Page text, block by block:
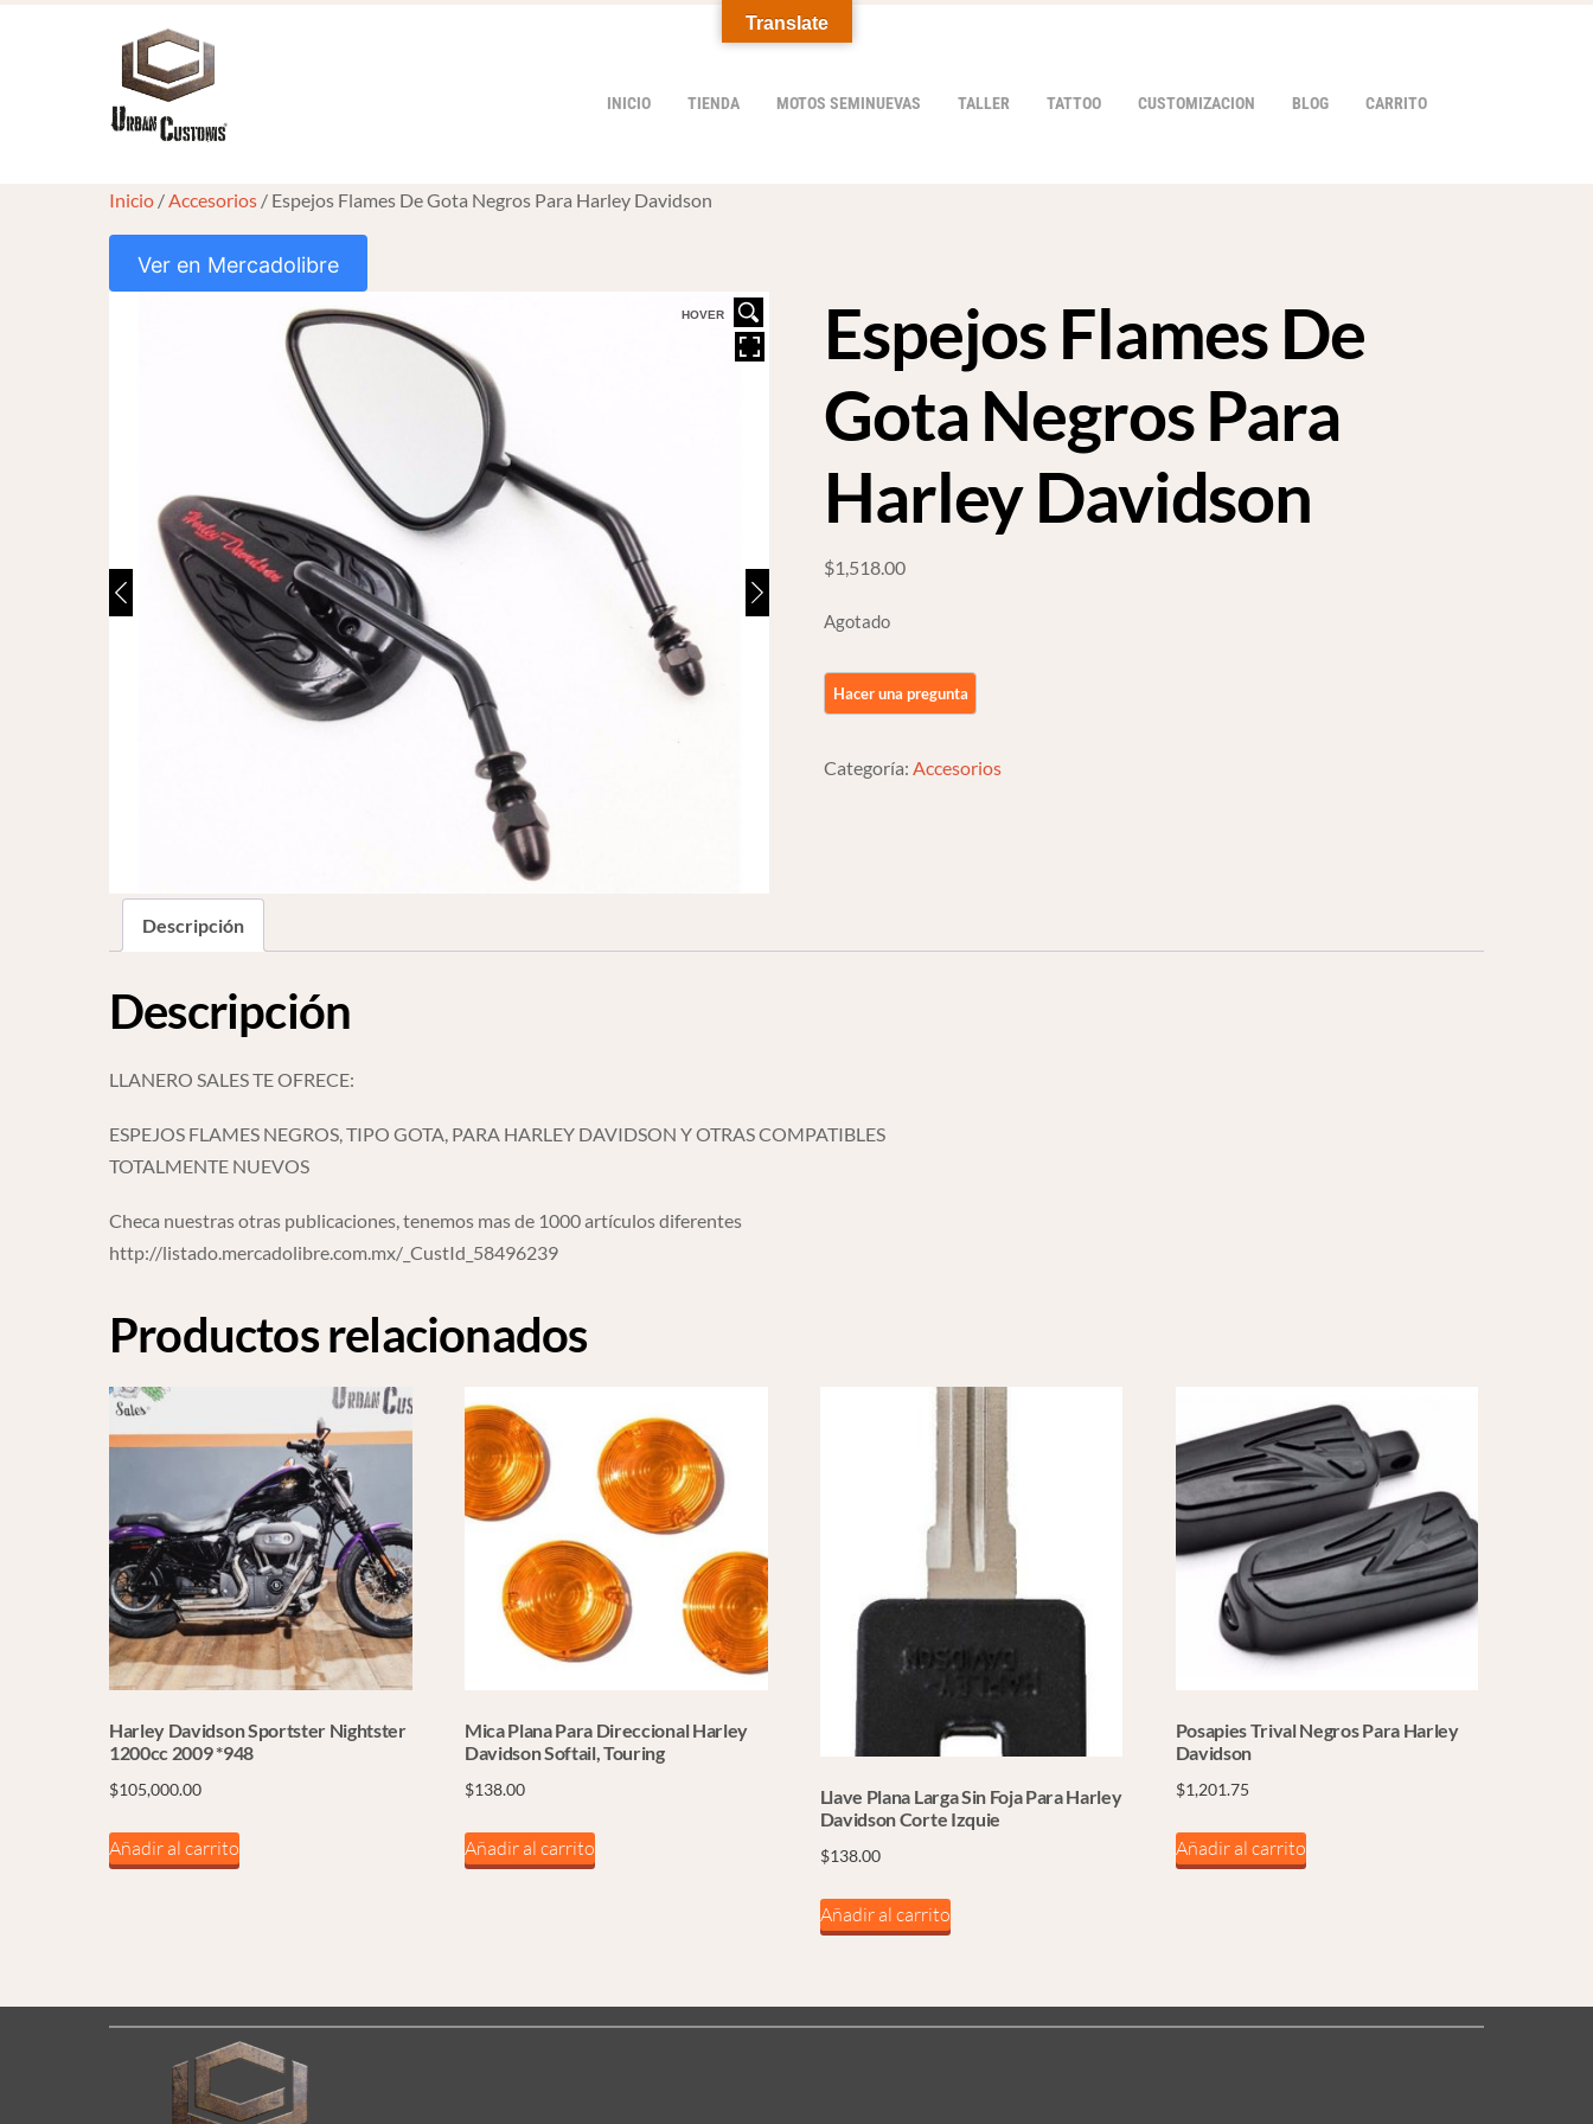
INICIO TIENDA MOTOS SEMINUEVAS TALLER TATTOO CUSTOMIZACION BLOG CARRITO
Inicio /Accesorios / Espejos Flames De Gota Negros Para Harley Davidson
Ver en Mercadolibre
HOVER
Espejos Flames De
Gota Negros Para
Harley Davidson
$1,518.00
Agotado
Categoría:Accesorios
Descripción
Descripción
LLANERO SALES TE OFRECE:
ESPEJOS FLAMES NEGROS, TIPO GOTA, PARA HARLEY DAVIDSON Y OTRAS COMPATIBLES
TOTALMENTE NUEVOS
Checa nuestras otras publicaciones, tenemos mas de 1000 artículos diferentes
http://listado.mercadolibre.com.mx/_CustId_58496239
Productos relacionados
Harley Davidson Sportster Nightster
1200cc 2009 *948
$105,000.00
Añadir al carrito
Mica Plana Para Direccional Harley
Davidson Softail, Touring
$138.00
Añadir al carrito
Llave Plana Larga Sin Foja Para Harley
Davidson Corte Izquie
$138.00
Añadir al carrito
Posapies Trival Negros Para Harley
Davidson
$1,201.75
Añadir al carrito
Translate